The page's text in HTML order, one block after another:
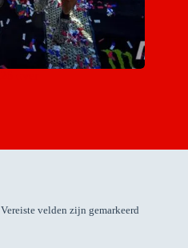
Vereiste velden zijn gemarkeerd